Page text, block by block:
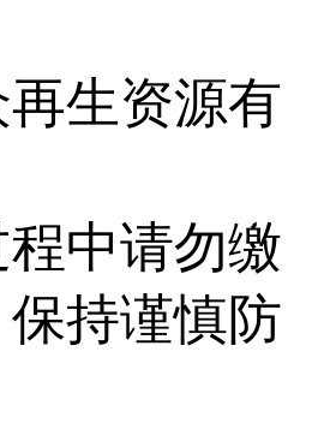
生资源有
中请勿缴
持谨慎防